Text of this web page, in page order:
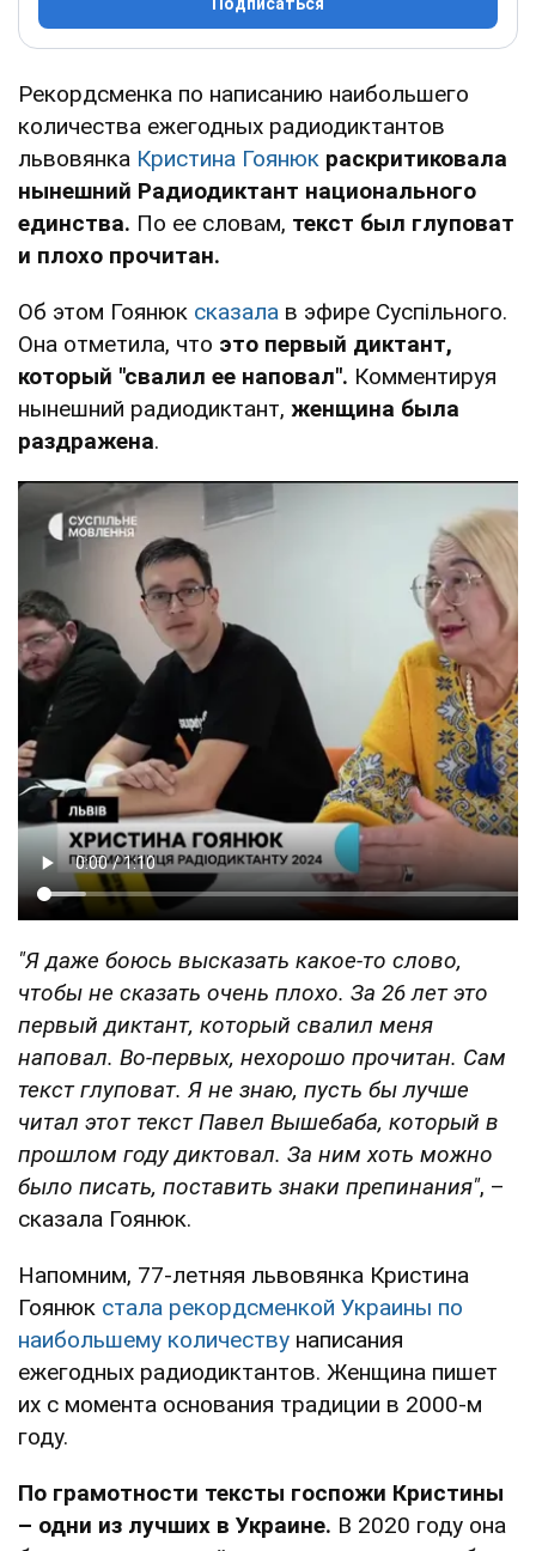
Рекордсменка по написанию наибольшего
количества ежегодных радиодиктантов
львовянка Кристина Гоянюк раскритиковала
нынешний Радиодиктант национального
единства. По ее словам, текст был глуповат
и плохо прочитан.
Об этом Гоянюк сказала в эфире Суспільного.
Она отметила, что это первый диктант,
который "свалил ее наповал". Комментируя
нынешний радиодиктант, женщина была
раздражена.
"Я даже боюсь высказать какое-то слово,
чтобы не сказать очень плохо. За 26 лет это
первый диктант, который свалил меня
наповал. Во-первых, нехорошо прочитан. Сам
текст глуповат. Я не знаю, пусть бы лучше
читал этот текст Павел Вышебаба, который в
прошлом году диктовал. За ним хоть можно
было писать, поставить знаки препинания", –
сказала Гоянюк.
Напомним, 77-летняя львовянка Кристина
Гоянюк стала рекордсменкой Украины по
наибольшему количеству написания
ежегодных радиодиктантов. Женщина пишет
их с момента основания традиции в 2000-м
году.
По грамотности тексты госпожи Кристины
– одни из лучших в Украине. В 2020 году она